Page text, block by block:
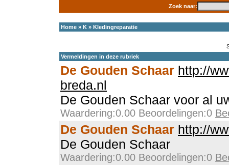
Zoek naar:
Home » K » Kledingreparatie
Vermeldingen in deze rubriek
De Gouden Schaar http://
breda.nl
De Gouden Schaar voor al
Waardering:0.00 Beoordelingen:0
De Gouden Schaar http://
De Gouden Schaar
Waardering:0.00 Beoordelingen:0